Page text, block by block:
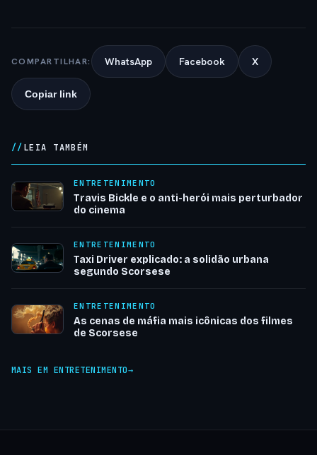
COMPARTILHAR: WhatsApp Facebook X
Copiar link
LEIA TAMBÉM
ENTRETENIMENTO
Travis Bickle e o anti-herói mais perturbador
do cinema
ENTRETENIMENTO
Taxi Driver explicado: a solidão urbana
segundo Scorsese
ENTRETENIMENTO
As cenas de máfia mais icônicas dos filmes
de Scorsese
MAIS EM ENTRETENIMENTO